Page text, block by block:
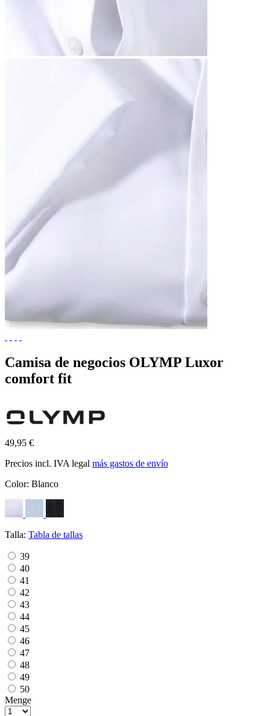
Camisa de negocios OLYMP Luxor
comfort fit
49,95 €
Precios incl. IVA legal más gastos de envío
Color: Blanco
Talla: Tabla de tallas
39
40
41
42
43
44
45
46
47
48
49
50
Menge